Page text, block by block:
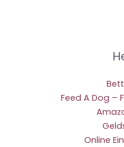
Feed A Dog –
Online